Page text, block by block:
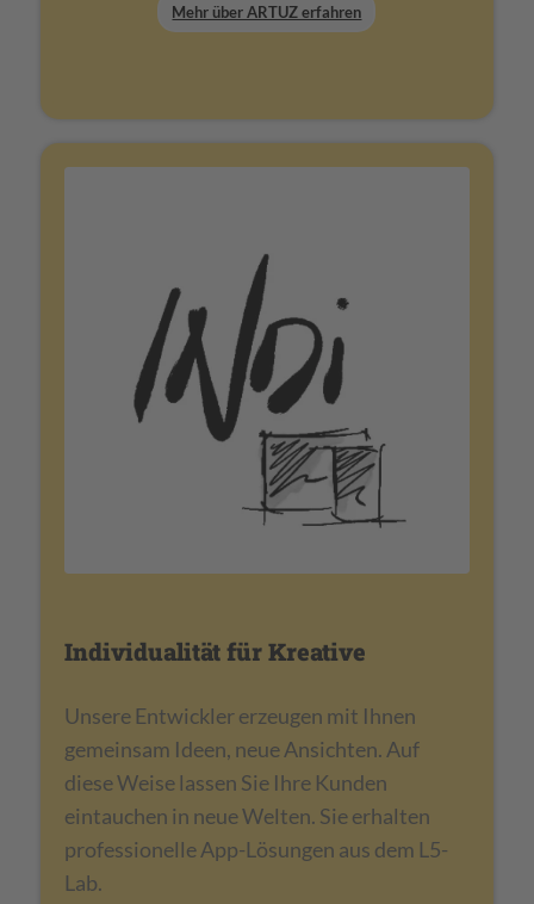
Mehr über ARTUZ erfahren
Individualität für Kreative
Unsere Entwickler erzeugen mit Ihnen
gemeinsam Ideen, neue Ansichten. Auf
diese Weise lassen Sie Ihre Kunden
eintauchen in neue Welten. Sie erhalten
professionelle App-Lösungen aus dem L5-
Lab.